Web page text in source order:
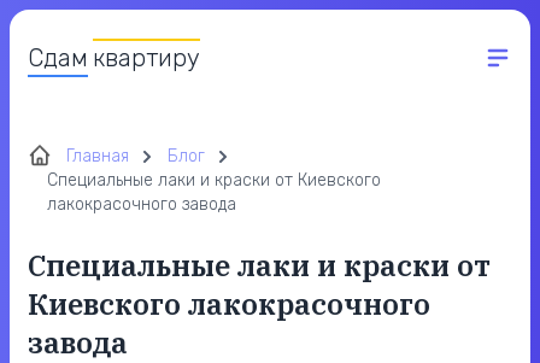
Сдам квартиру
Главная
Блог
Cпециальные лаки и краски от Киевского
лакокрасочного завода
Cпециальные лаки и краски от
Киевского лакокрасочного
завода